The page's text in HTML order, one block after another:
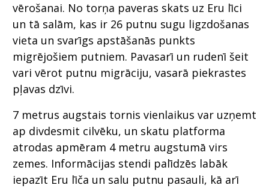
vērošanai. No torņa paveras skats uz Eru līci
un tā salām, kas ir 26 putnu sugu ligzdošanas
vieta un svarīgs apstāšanās punkts
migrējošiem putniem. Pavasarī un rudenī šeit
vari vērot putnu migrāciju, vasarā piekrastes
pļavas dzīvi.
7 metrus augstais tornis vienlaikus var uzņemt
ap divdesmit cilvēku, un skatu platforma
atrodas apmēram 4 metru augstumā virs
zemes. Informācijas stendi palīdzēs labāk
iepazīt Eru līča un salu putnu pasauli, kā arī